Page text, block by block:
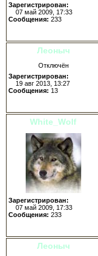
Зарегистрирован:
07 май 2009, 17:33
Сообщения: 233
Леоныч
Отключён
Зарегистрирован:
19 авг 2013, 13:27
Сообщения: 13
White_Wolf
Зарегистрирован:
07 май 2009, 17:33
Сообщения: 233
Леоныч